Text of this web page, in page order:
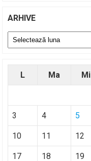
ARHIVE
Arhive
L Ma Mi
3 4 5
10 11 12
17 18 19